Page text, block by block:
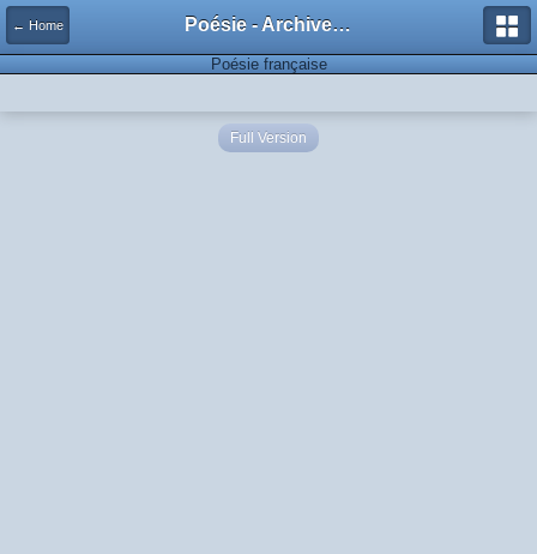
← Home Poésie - Archives de Toute La Poésie - 2005 - 2006
Poésie française
Full Version